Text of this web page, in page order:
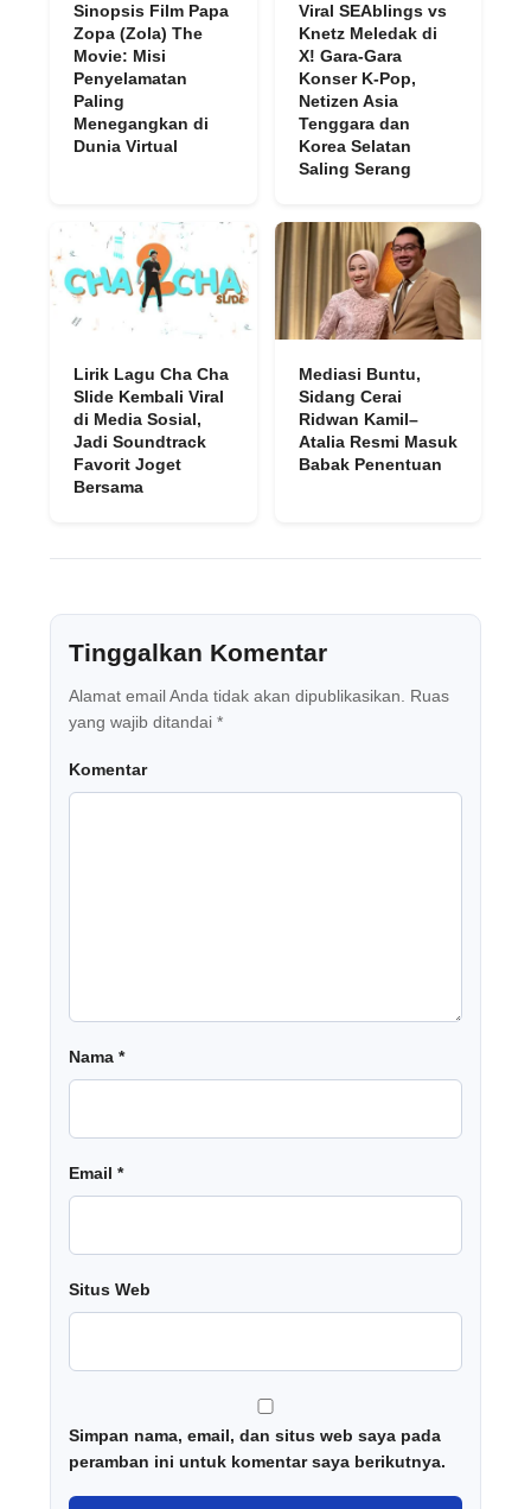
Sinopsis Film Papa
Zopa (Zola) The
Movie: Misi
Penyelamatan
Paling
Menegangkan di
Dunia Virtual
Viral SEAblings vs
Knetz Meledak di
X! Gara-Gara
Konser K-Pop,
Netizen Asia
Tenggara dan
Korea Selatan
Saling Serang
Lirik Lagu Cha Cha
Slide Kembali Viral
di Media Sosial,
Jadi Soundtrack
Favorit Joget
Bersama
Mediasi Buntu,
Sidang Cerai
Ridwan Kamil–
Atalia Resmi Masuk
Babak Penentuan
Tinggalkan Komentar
Alamat email Anda tidak akan dipublikasikan.
Ruas
yang wajib ditandai *
Komentar
Nama *
Email *
Situs Web
Simpan nama, email, dan situs web saya pada
peramban ini untuk komentar saya berikutnya.